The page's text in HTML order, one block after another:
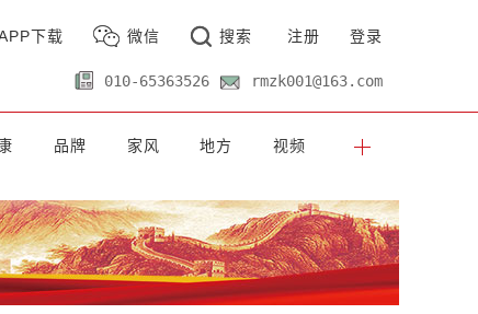
下载 微信 搜索 注册 登录
010-65363526 rmzk001@163.com
品牌 家风 地方 视频